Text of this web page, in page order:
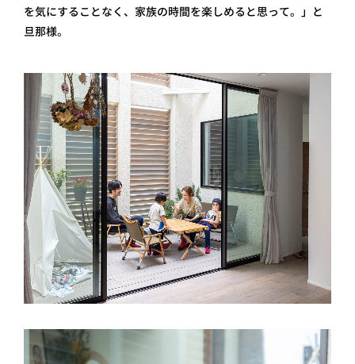
を気にすることなく、家族の時間を楽しめると思って。」と
旦那様。